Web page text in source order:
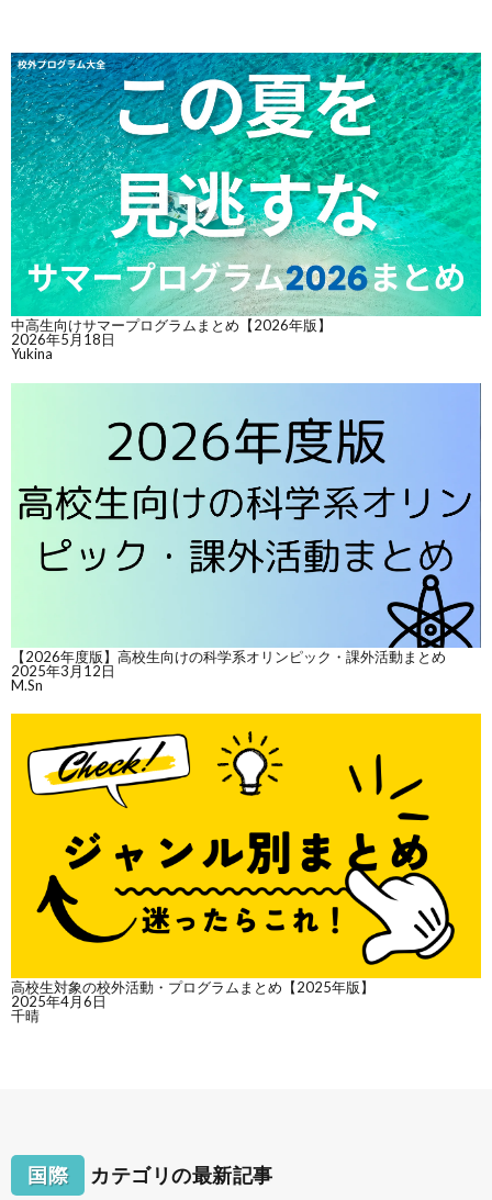
中高生向けサマープログラムまとめ【2026年版】
2026年5月18日
Yukina
【2026年度版】高校生向けの科学系オリンピック・課外活動まとめ
2025年3月12日
M.Sn
高校生対象の校外活動・プログラムまとめ【2025年版】
2025年4月6日
千晴
国際 カテゴリの最新記事